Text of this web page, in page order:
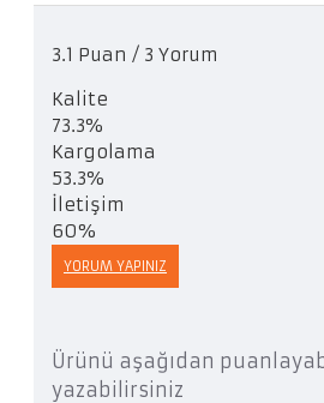
3.1 Puan / 3 Yorum
Kalite
73.3%
Kargolama
53.3%
İletişim
60%
YORUM YAPINIZ
Ürünü aşağıdan
yazabilirsiniz